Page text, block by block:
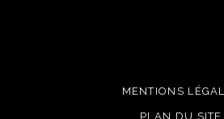
MENTIONS
PLAN DU SITE